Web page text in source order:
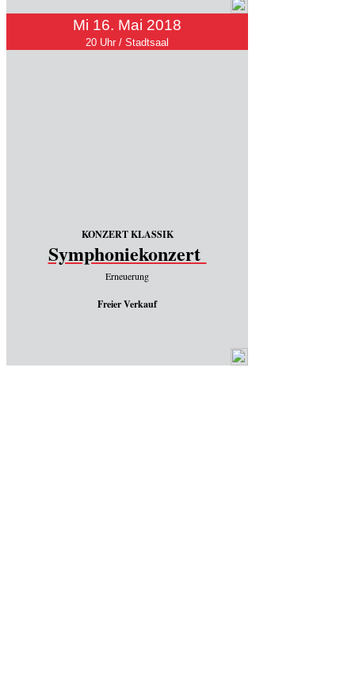
Mi 16. Mai 2018
20 Uhr / Stadtsaal
KONZERT KLASSIK
Symphoniekonzert
Erneuerung
Freier Verkauf